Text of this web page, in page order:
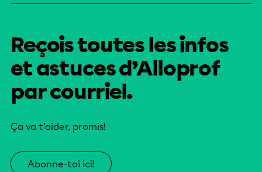
Reçois toutes les infos
et astuces d’Alloprof
par courriel.
Ça va t’aider, promis!
Abonne-toi ici!